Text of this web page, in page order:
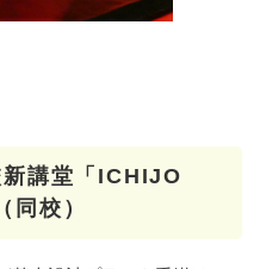
講堂「ICHIJO
校）